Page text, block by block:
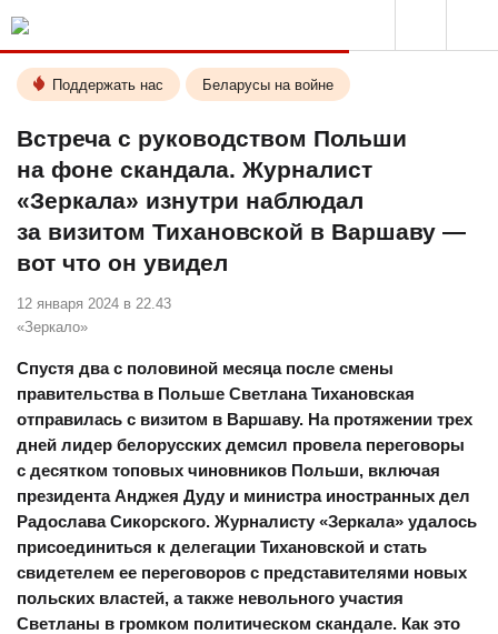
Поддержать нас Беларусы на войне
Встреча с руководством Польши
на фоне скандала. Журналист
«Зеркала» изнутри наблюдал
за визитом Тихановской в Варшаву —
вот что он увидел
12 января 2024 в 22.43
«Зеркало»
Спустя два с половиной месяца после смены
правительства в Польше Светлана Тихановская
отправилась с визитом в Варшаву. На протяжении трех
дней лидер белорусских демсил провела переговоры
с десятком топовых чиновников Польши, включая
президента Анджея Дуду и министра иностранных дел
Радослава Сикорского. Журналисту «Зеркала» удалось
присоединиться к делегации Тихановской и стать
свидетелем ее переговоров с представителями новых
польских властей, а также невольного участия
Светланы в громком политическом скандале. Как это